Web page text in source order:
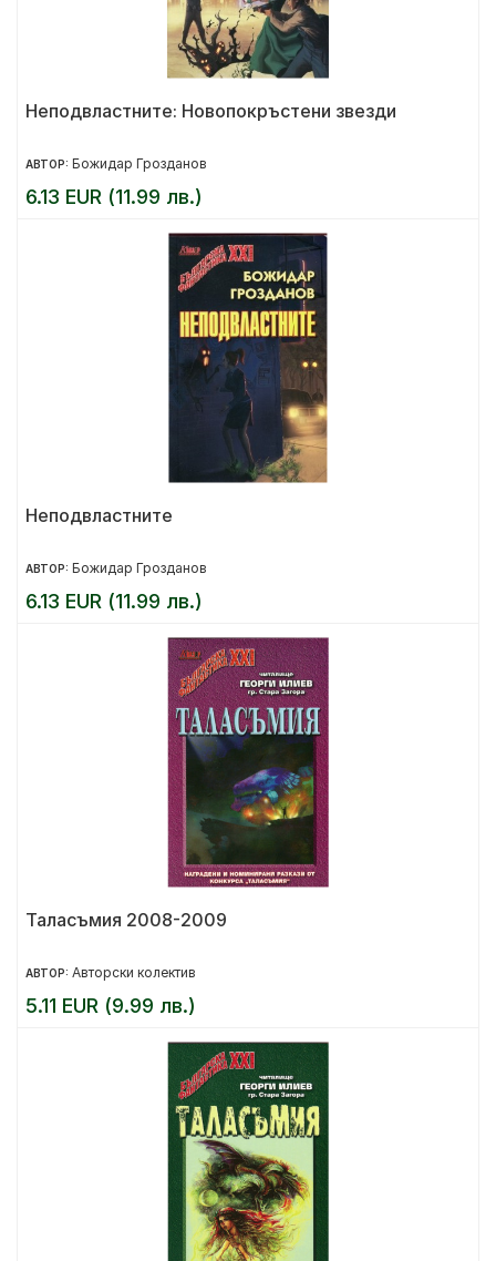
Неподвластните: Новопокръстени звезди
АВТОР: Божидар Грозданов
6.13 EUR (11.99 лв.)
Неподвластните
АВТОР: Божидар Грозданов
6.13 EUR (11.99 лв.)
Таласъмия 2008-2009
АВТОР: Авторски колектив
5.11 EUR (9.99 лв.)